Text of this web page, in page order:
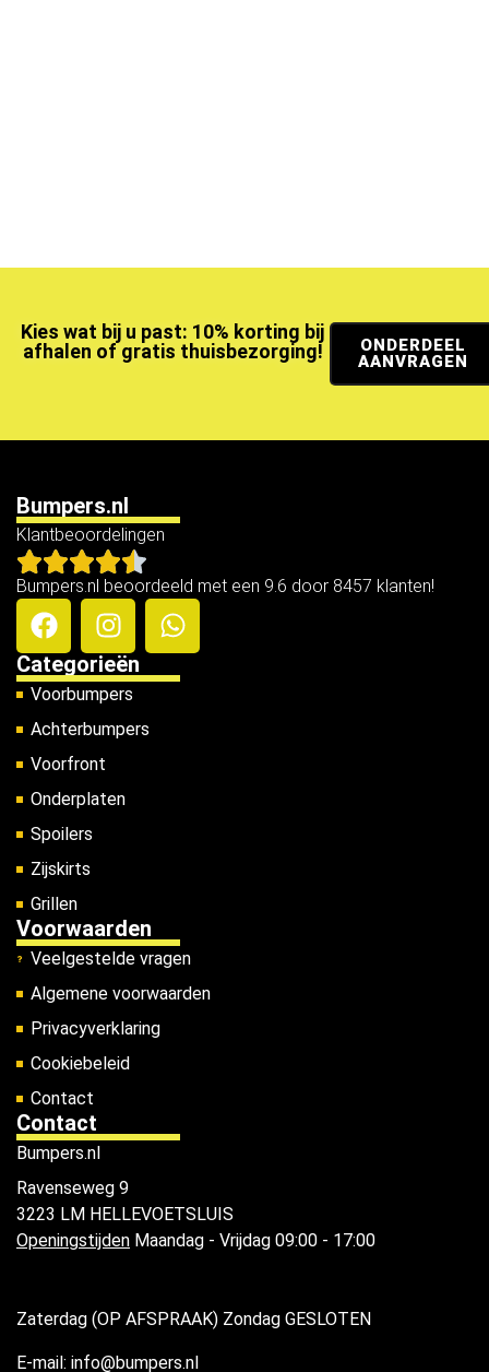
Kies wat bij u past: 10% korting bij
afhalen of gratis thuisbezorging!
ONDERDEEL
AANVRAGEN
Bumpers.nl
Klantbeoordelingen
Bumpers.nl beoordeeld met een 9.6 door 8457 klanten!
Categorieën
Voorbumpers
Achterbumpers
Voorfront
Onderplaten
Spoilers
Zijskirts
Grillen
Voorwaarden
Veelgestelde vragen
Algemene voorwaarden
Privacyverklaring
Cookiebeleid
Contact
Contact
Bumpers.nl
Ravenseweg 9
3223 LM HELLEVOETSLUIS
Openingstijden Maandag - Vrijdag 09:00 - 17:00
Zaterdag (OP AFSPRAAK) Zondag GESLOTEN
E-mail: info@bumpers.nl